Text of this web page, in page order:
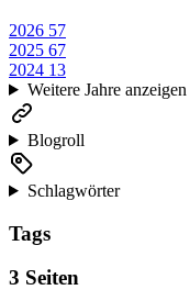
2026 57
2025 67
2024 13
Weitere Jahre anzeigen
Blogroll
Schlagwörter
Tags
3 Seiten